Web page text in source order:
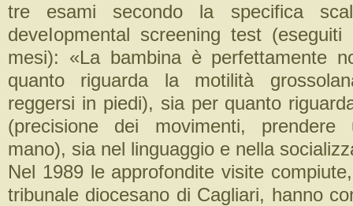
tre esami secondo la specifica
deveIopmental screening test
mesi): «La bambina è perfettamente
quanto riguarda la motilità
reggersi in piedi), sia per quanto
(precisione dei movimenti,
mano), sia nel linguaggio e nella
Nel 1989 le approfondite visite
tribunale diocesano di Cagliari, hanno